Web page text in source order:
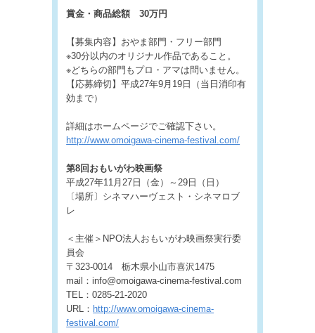
賞金・商品総額 30万円
【募集内容】おやま部門・フリー部門
※30分以内のオリジナル作品であること。
※どちらの部門もプロ・アマは問いません。
【応募締切】平成27年9月19日（当日消印有
効まで）
詳細はホームページでご確認下さい。
http://www.omoigawa-cinema-festival.com/
第8回おもいがわ映画祭
平成27年11月27日（金）～29日（日）
〔場所〕シネマハーヴェスト・シネマロブ
レ
＜主催＞NPO法人おもいがわ映画祭実行委
員会
〒323-0014 栃木県小山市喜沢1475
mail：info@omoigawa-cinema-festival.com
TEL：0285-21-2020
URL： http://www.omoigawa-cinema-
festival.com/